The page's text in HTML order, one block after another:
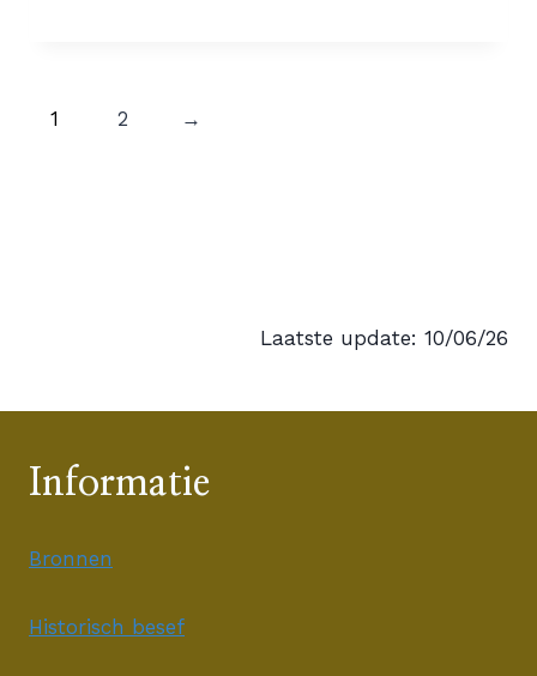
1 2 →
Laatste update: 10/06/26
Informatie
Bronnen
Historisch besef